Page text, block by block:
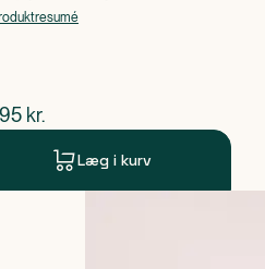
pris
kr.
Læg i kurv